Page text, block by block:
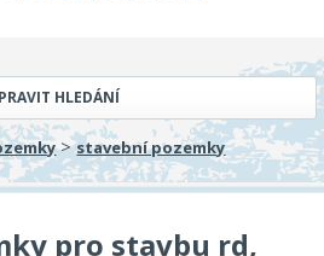
HLEDÁNÍ
>stavební pozemky
pro stavbu rd,